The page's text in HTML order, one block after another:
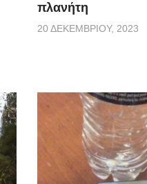
πλανήτη
20 ΔΕΚΕΜΒΡΊΟΥ, 2023